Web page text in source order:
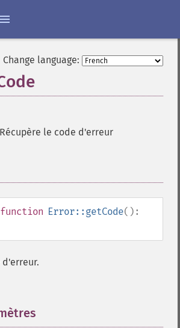
Change language:
Récupère le code d'erreur
function Error::getCode():